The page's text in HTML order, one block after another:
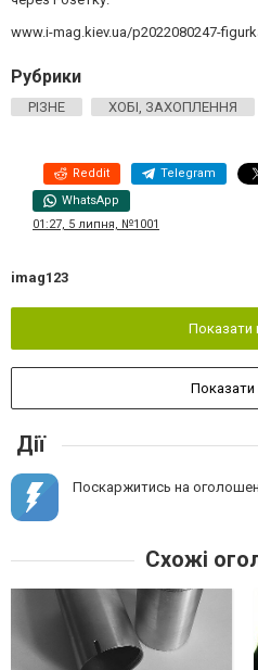
www.i-mag.kiev.ua/p2022080247-
Рубрики
РІЗНЕ ХОБІ, ЗАХОПЛЕННЯ
Reddit Telegram
WhatsApp
01:27, 5 липня, №1001
imag123
Показати
Показати
Дії
Поскаржитись на
Схожі